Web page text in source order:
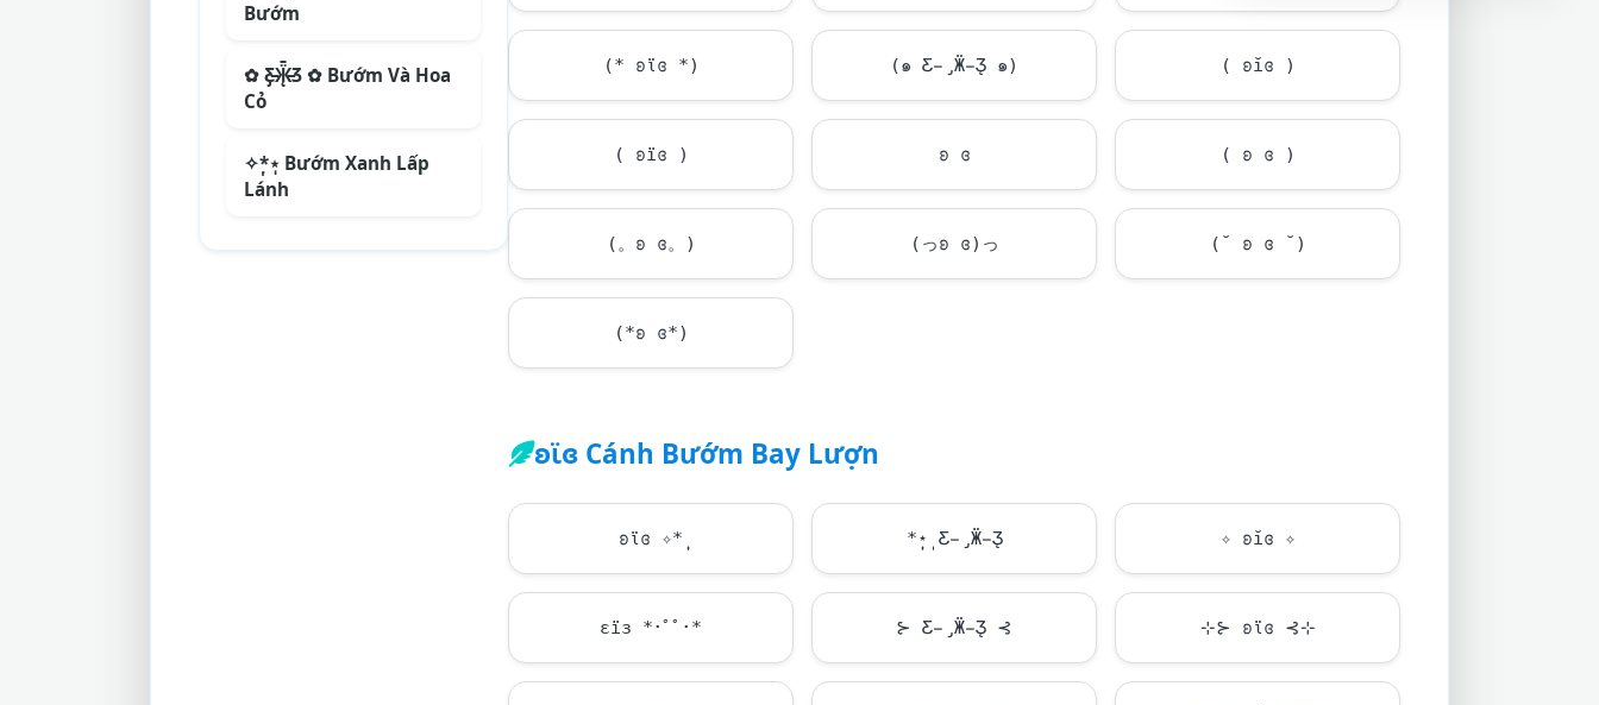
Bướm
✿ Ƹ̵̡Ӝ̵̨̄Ʒ ✿ Bướm Và Hoa
Cỏ
✧*̣̩⋆̩ Bướm Xanh Lấp
Lánh
(* ʚϊɞ *) (๑ Ƹ̵̡Ӝ̵̨̄Ʒ ๑) ( ʚĭɞ )
( ʚїɞ ) ʚ ɞ ( ʚ ɞ )
(。ʚ ɞ。) (っʚ ɞ)っ (˘ ʚ ɞ ˘)
(*ʚ ɞ*)
ʚϊɞ Cánh Bướm Bay Lượn
ʚϊɞ ✧*̣̩ *̣̩⋆̩ Ƹ̵̡Ӝ̵̨̄Ʒ ✧ ʚĭɞ ✧
εїз *･ﾟﾟ･* ⊱ Ƹ̵̡Ӝ̵̨̄Ʒ ⊰ ⊹⊱ ʚϊɞ ⊰⊹